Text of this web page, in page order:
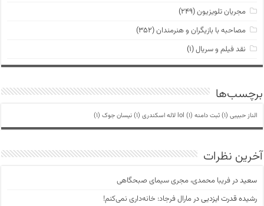
مجریان تلویزیون(۲۴۹)
مصاحبه با بازیگران و هنرمندان(۳۵۲)
نقد فیلم و سریال(۱)
برچسب‌ها
الناز حبیبی (1) ثبت دامنه lol (1) لاله اسکندری (1) نیسان جوک (1)
آخرین نظرات
سعیددرفریبا محمدی، مجری سیمای صبحگاهی
رشیده قدرت ایزدییدرمارال فرجاد: خانه‌داری نمی‌کنم!